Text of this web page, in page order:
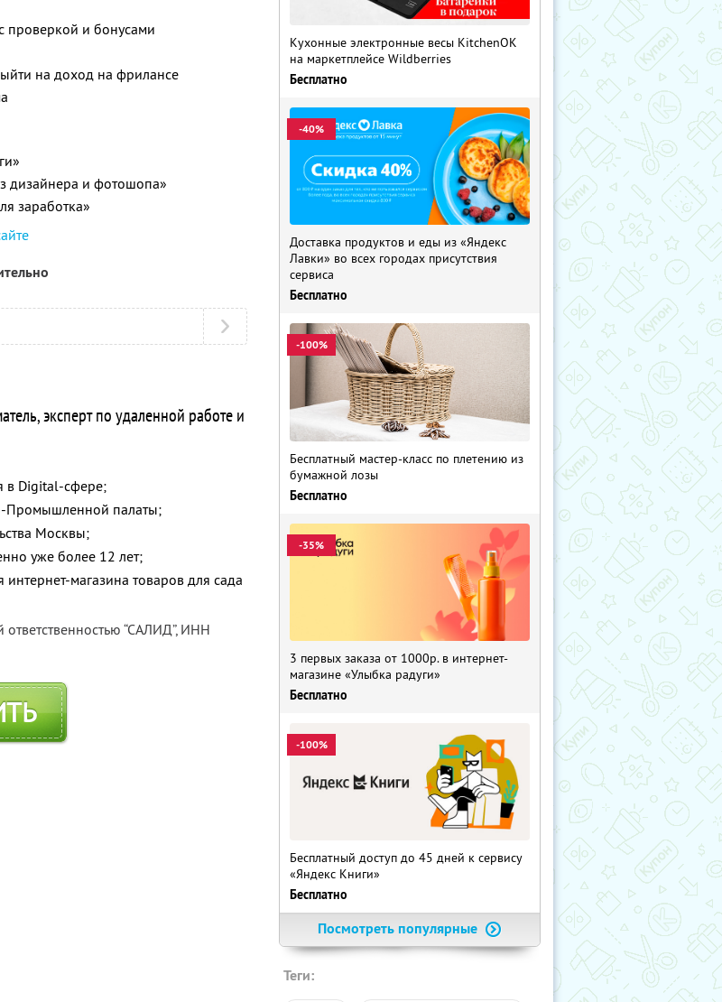
проверкой и бонусами
на доход на фрилансе
дизайнера и фотошопа»
заработка»
эксперт по удаленной работе и
в Digital-сфере;
Промышленной палаты;
Москвы;
уже более 12 лет;
магазина товаров для сада
“САЛИД”, ИНН
Кухонные электронные весы KitchenOK
на маркетплейсе Wildberries
Бесплатно
-40%
Доставка продуктов и еды из «Яндекс
Лавки» во всех городах присутствия
сервиса
Бесплатно
-100%
Бесплатный мастер-класс по плетению из
бумажной лозы
Бесплатно
-35%
3 первых заказа от 1000р. в интернет-
магазине «Улыбка радуги»
Бесплатно
-100%
Бесплатный доступ до 45 дней к сервису
«Яндекс Книги»
Бесплатно
Посмотреть популярные
Теги: